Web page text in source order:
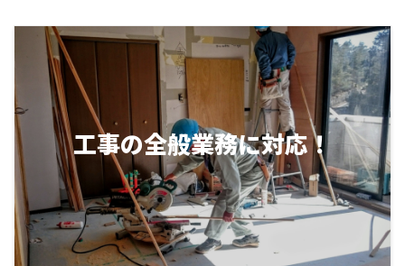
工事の全般業務に対応！